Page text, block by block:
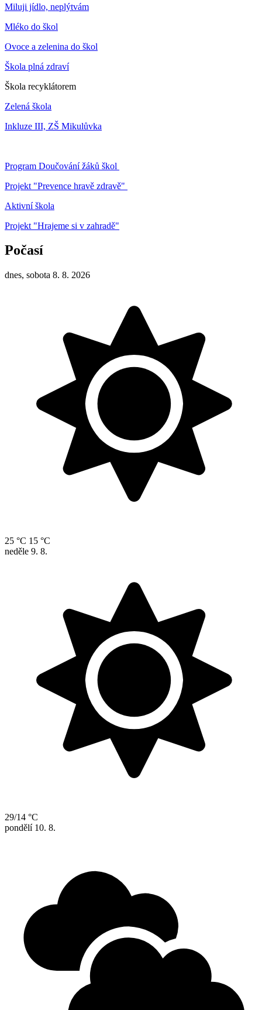
Miluji jídlo, neplýtvám
Mléko do škol
Ovoce a zelenina do škol
Škola plná zdraví
Škola recyklátorem
Zelená škola
Inkluze III, ZŠ Mikulůvka
Program Doučování žáků škol
Projekt "Prevence hravě zdravě"
Aktivní škola
Projekt "Hrajeme si v zahradě"
Počasí
dnes, sobota 8. 8. 2026
25 °C 15 °C
neděle 9. 8.
29/14 °C
pondělí 10. 8.